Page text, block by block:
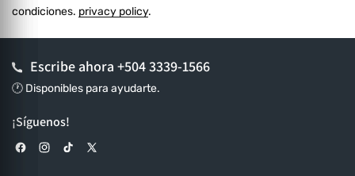
condiciones. privacy policy.
Escribe ahora +504 3339-1566
🕐 Disponibles para ayudarte.
¡Síguenos!